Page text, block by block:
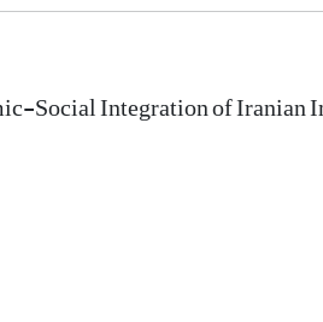
Social Integration of Iranian